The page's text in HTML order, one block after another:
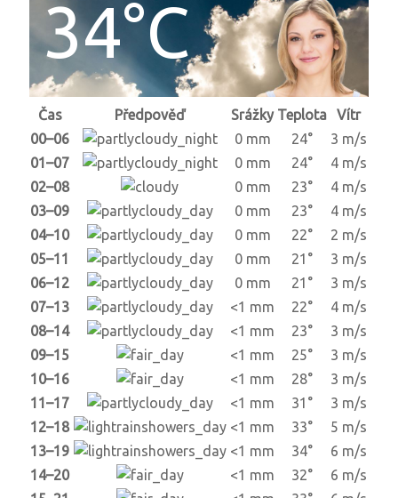
34°C
Čas Předpověď Srážky Teplota
Vítr
00–06
0 mm 24°
3 m/s
01–07
0 mm 24°
4 m/s
02–08
0 mm 23°
4 m/s
03–09
0 mm 23°
4 m/s
04–10
0 mm 22°
2 m/s
05–11
0 mm 21°
3 m/s
06–12
0 mm 21°
3 m/s
07–13
<1 mm 22°
4 m/s
08–14
<1 mm 23°
3 m/s
09–15
<1 mm 25°
3 m/s
10–16
<1 mm 28°
3 m/s
11–17
<1 mm 31°
3 m/s
12–18
<1 mm 33°
5 m/s
13–19
<1 mm 34°
6 m/s
14–20
<1 mm 32°
6 m/s